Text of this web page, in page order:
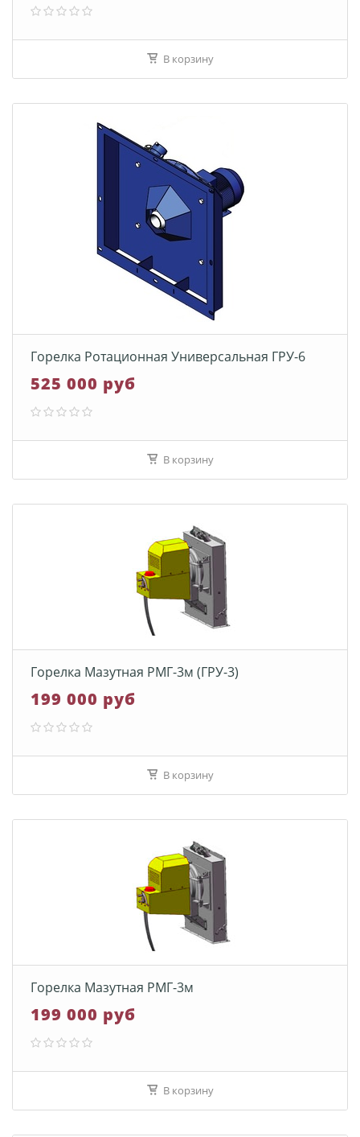
В корзину
Горелка Ротационная Универсальная ГРУ-6
525 000 руб
В корзину
Горелка Мазутная РМГ-3м (ГРУ-3)
199 000 руб
В корзину
Горелка Мазутная РМГ-3м
199 000 руб
В корзину